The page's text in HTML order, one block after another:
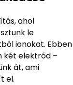
ahol
le
ionokat. Ebben
két elektród –
át, ami
el.